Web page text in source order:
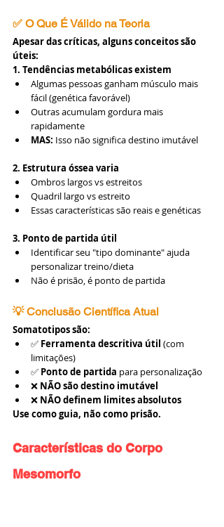
✅ O Que É Válido na Teoria
Apesar das críticas, alguns conceitos são
úteis:
1. Tendências metabólicas existem
Algumas pessoas ganham músculo mais
fácil (genética favorável)
Outras acumulam gordura mais
rapidamente
MAS: Isso não significa destino imutável
2. Estrutura óssea varia
Ombros largos vs estreitos
Quadril largo vs estreito
Essas características são reais e genéticas
3. Ponto de partida útil
Identificar seu "tipo dominante" ajuda
personalizar treino/dieta
Não é prisão, é ponto de partida
💡 Conclusão Científica Atual
Somatotipos são:
✅ Ferramenta descritiva útil (com
limitações)
✅ Ponto de partida para personalização
❌ NÃO são destino imutável
❌ NÃO definem limites absolutos
Use como guia, não como prisão.
Características do Corpo
Mesomorfo